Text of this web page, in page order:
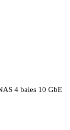
4 baies 10 GbE